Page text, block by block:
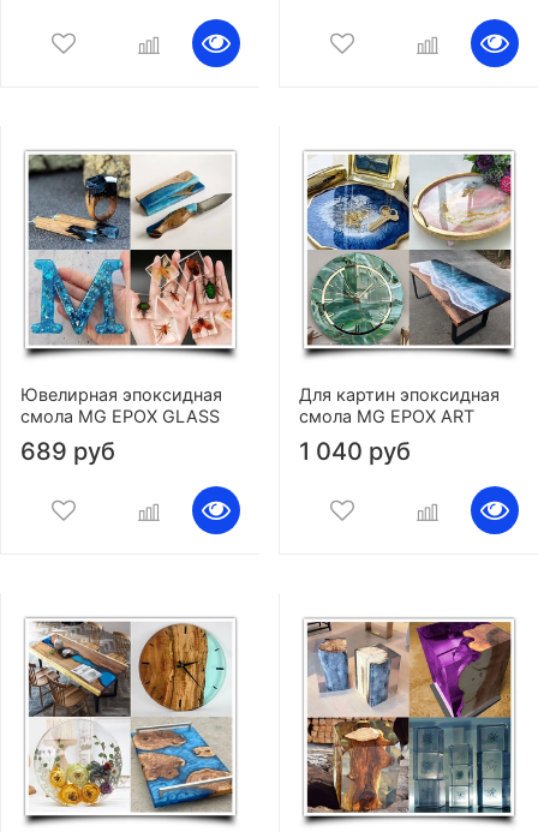
Ювелирная эпоксидная
смола MG EPOX GLASS
689 руб
Для картин эпоксидная
смола MG EPOX ART
1 040 руб